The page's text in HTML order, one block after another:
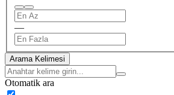
—
Arama Kelimesi
Otomatik ara